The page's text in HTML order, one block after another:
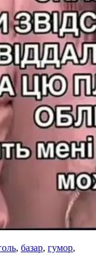
, базар, гумор,